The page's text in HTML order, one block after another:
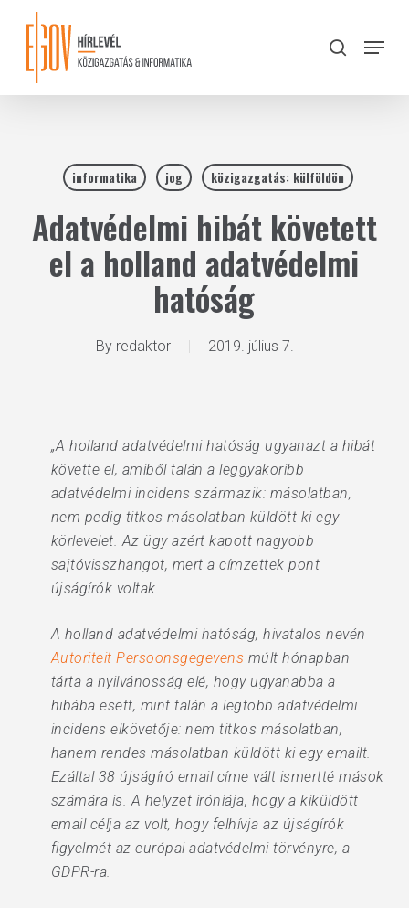
content
search
Menu
informatika jog közigazgatás: külföldön
Adatvédelmi hibát követett
el a holland adatvédelmi
hatóság
By redaktor 2019. július 7.
„A holland adatvédelmi hatóság ugyanazt a hibát
követte el, amiből talán a leggyakoribb
adatvédelmi incidens származik: másolatban,
nem pedig titkos másolatban küldött ki egy
körlevelet. Az ügy azért kapott nagyobb
sajtóvisszhangot, mert a címzettek pont
újságírók voltak.
A holland adatvédelmi hatóság, hivatalos nevén
Autoriteit Persoonsgegevens múlt hónapban
tárta a nyilvánosság elé, hogy ugyanabba a
hibába esett, mint talán a legtöbb adatvédelmi
incidens elkövetője: nem titkos másolatban,
hanem rendes másolatban küldött ki egy emailt.
Ezáltal 38 újságíró email címe vált ismertté mások
számára is. A helyzet iróniája, hogy a kiküldött
email célja az volt, hogy felhívja az újságírók
figyelmét az európai adatvédelmi törvényre, a
GDPR-ra.
Close